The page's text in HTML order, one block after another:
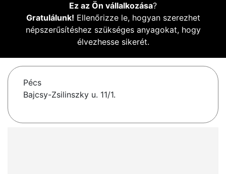
Ez az Ön vállalkozása?
Gratulálunk! Ellenőrizze le, hogyan szerezhet
népszerűsítéshez szükséges anyagokat, hogy
élvezhesse sikerét.
Pécs
Bajcsy-Zsilinszky u. 11/1.